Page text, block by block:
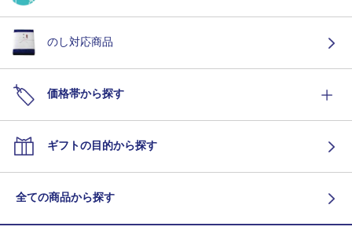
のし対応商品
価格帯から探す
ギフトの目的から探す
全ての商品から探す